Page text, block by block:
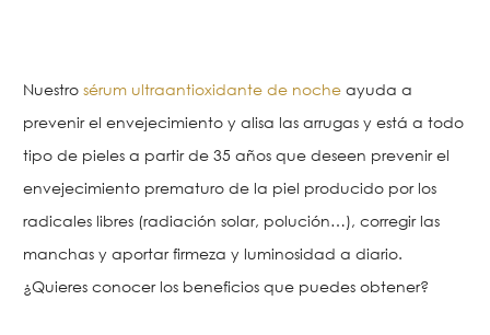
Nuestro sérum ultraantioxidante de nocheayuda a
prevenir el envejecimiento y alisa las arrugas y está a todo
tipo de pieles a partir de 35 años que deseen prevenir el
envejecimiento prematuro de la piel producido por los
radicales libres (radiación solar, polución…), corregir las
manchas y aportar firmeza y luminosidad a diario.
¿Quieres conocer los beneficios que puedes obtener?